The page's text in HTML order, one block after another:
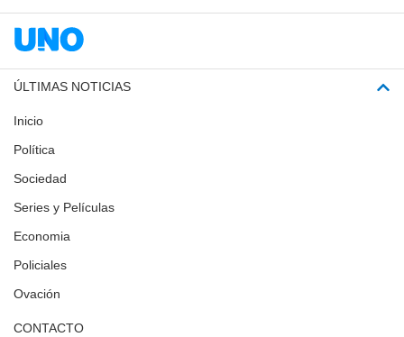
ÚLTIMAS NOTICIAS
Inicio
Política
Sociedad
Series y Películas
Economia
Policiales
Ovación
CONTACTO